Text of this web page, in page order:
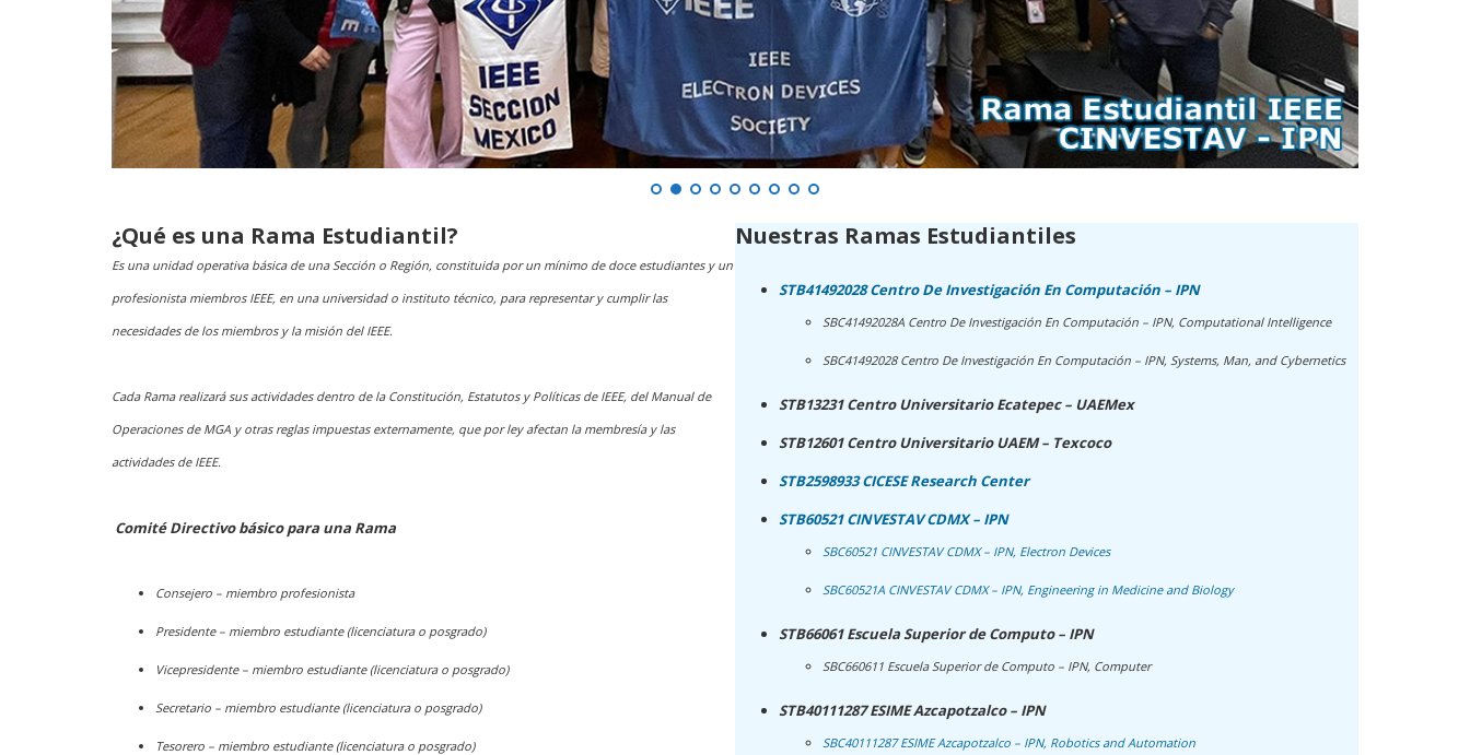
¿Qué es una Rama Estudiantil?
Es una unidad operativa básica de una Sección o Región, constituida por un mínimo de doce estudiantes y un
profesionista miembros IEEE, en una universidad o instituto técnico, para representar y cumplir las
necesidades de los miembros y la misión del IEEE.
Cada Rama realizará sus actividades dentro de la Constitución, Estatutos y Políticas de IEEE, del Manual de
Operaciones de MGA y otras reglas impuestas externamente, que por ley afectan la membresía y las
actividades de IEEE.
Comité Directivo básico para una Rama
Consejero – miembro profesionista
Presidente – miembro estudiante (licenciatura o posgrado)
Vicepresidente – miembro estudiante (licenciatura o posgrado)
Secretario – miembro estudiante (licenciatura o posgrado)
Tesorero – miembro estudiante (licenciatura o posgrado)
Nuestras Ramas Estudiantiles
STB41492028 Centro De Investigación En Computación – IPN
SBC41492028A Centro De Investigación En Computación – IPN, Computational Intelligence
SBC41492028 Centro De Investigación En Computación – IPN, Systems, Man, and Cybernetics
STB13231 Centro Universitario Ecatepec – UAEMex
STB12601 Centro Universitario UAEM – Texcoco
STB2598933 CICESE Research Center
STB60521 CINVESTAV CDMX – IPN
SBC60521 CINVESTAV CDMX – IPN, Electron Devices
SBC60521A CINVESTAV CDMX – IPN, Engineering in Medicine and Biology
STB66061 Escuela Superior de Computo – IPN
SBC660611 Escuela Superior de Computo – IPN, Computer
STB40111287 ESIME Azcapotzalco – IPN
SBC40111287 ESIME Azcapotzalco – IPN, Robotics and Automation